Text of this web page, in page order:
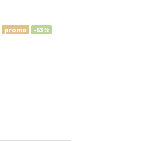
promo -63%